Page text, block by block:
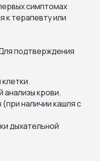
симптомах
к терапевту или
подтверждения
крови.
наличии кашля с
дыхательной